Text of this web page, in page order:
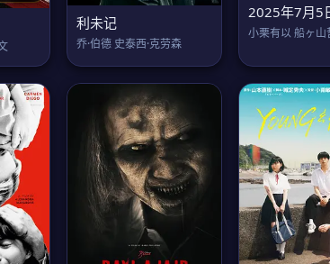
利未记
乔·伯德 史泰西·克劳森
小栗有以 船ヶ山